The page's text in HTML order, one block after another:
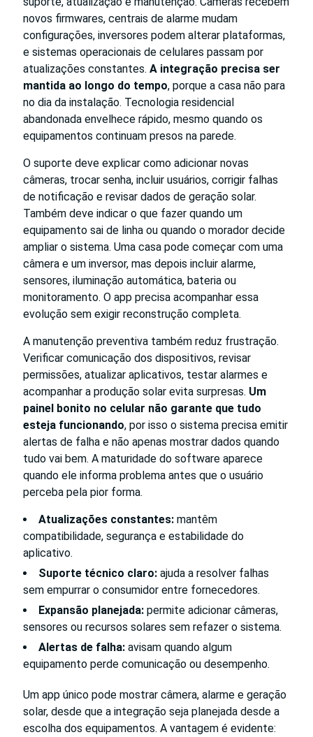
novos firmwares, centrais de alarme mudam
configurações, inversores podem alterar plataformas,
e sistemas operacionais de celulares passam por
atualizações constantes. A integração precisa ser
mantida ao longo do tempo, porque a casa não para
no dia da instalação. Tecnologia residencial
abandonada envelhece rápido, mesmo quando os
equipamentos continuam presos na parede.
O suporte deve explicar como adicionar novas
câmeras, trocar senha, incluir usuários, corrigir falhas
de notificação e revisar dados de geração solar.
Também deve indicar o que fazer quando um
equipamento sai de linha ou quando o morador decide
ampliar o sistema. Uma casa pode começar com uma
câmera e um inversor, mas depois incluir alarme,
sensores, iluminação automática, bateria ou
monitoramento. O app precisa acompanhar essa
evolução sem exigir reconstrução completa.
A manutenção preventiva também reduz frustração.
Verificar comunicação dos dispositivos, revisar
permissões, atualizar aplicativos, testar alarmes e
acompanhar a produção solar evita surpresas. Um
painel bonito no celular não garante que tudo
esteja funcionando, por isso o sistema precisa emitir
alertas de falha e não apenas mostrar dados quando
tudo vai bem. A maturidade do software aparece
quando ele informa problema antes que o usuário
perceba pela pior forma.
Atualizações constantes: mantêm
compatibilidade, segurança e estabilidade do
aplicativo.
Suporte técnico claro: ajuda a resolver falhas
sem empurrar o consumidor entre fornecedores.
Expansão planejada: permite adicionar câmeras,
sensores ou recursos solares sem refazer o sistema.
Alertas de falha: avisam quando algum
equipamento perde comunicação ou desempenho.
Um app único pode mostrar câmera, alarme e geração
solar, desde que a integração seja planejada desde a
escolha dos equipamentos. A vantagem é evidente: